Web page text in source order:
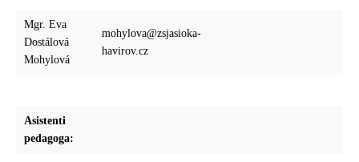
Mgr. Eva
Dostálová
Mohylová
mohylova@zsjasioka-
havirov.cz
Asistenti
pedagoga: